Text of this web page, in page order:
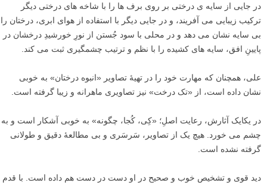
در جایی از سایه ی درختی بر روی برف ها را با شاخه های درختی دیگر
ترکیب زیبایی می آفریند، و در جایی دیگر با استفاده از هوای ابری، درختان را
بی سایه نشان می دهد و در محلی با سود جُستن از نورِ خورشیدِ درخشان در
پایینِ افق، سایه های کشیده را با نظم و ترتیب چشمگیری ثبت می کند.
علی، همچنان که مهارت خود را در تهیۀ تصاویر «انبوه درختان» به خوبی
نشان داده است، از «تک درخت» نیز تصاویری ماهرانه و زیبا گرفته است.
در یکایک آثارش، رعایت اصلِ؛ «کِی، کُجا، چگونه» به خوبی آشکار است و به
چشم می خورد. هیچ یک از تصاویر، سَرسَری و بی مطالعۀ دقیق و طولانی
گرفته نشده است.
دید قوی و تشخیص خوب و صحیح در او دست در دست هم داده است. با قدم